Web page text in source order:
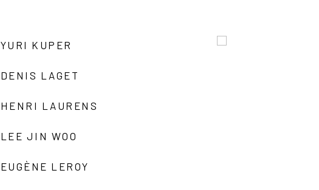
YURI KUPER
DENIS LAGET
HENRI LAURENS
LEE JIN WOO
EUGÈNE LEROY